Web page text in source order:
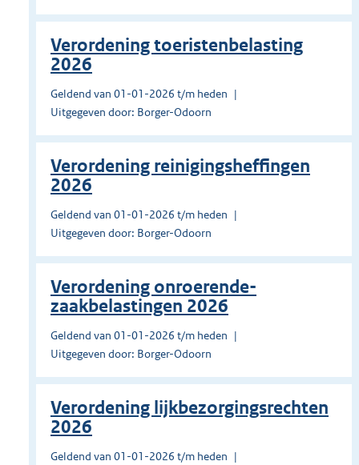
Verordening toeristenbelasting
2026
Geldend van 01-01-2026 t/m heden
Uitgegeven door: Borger-Odoorn
Verordening reinigingsheffingen
2026
Geldend van 01-01-2026 t/m heden
Uitgegeven door: Borger-Odoorn
Verordening onroerende-
zaakbelastingen 2026
Geldend van 01-01-2026 t/m heden
Uitgegeven door: Borger-Odoorn
Verordening lijkbezorgingsrechten
2026
Geldend van 01-01-2026 t/m heden